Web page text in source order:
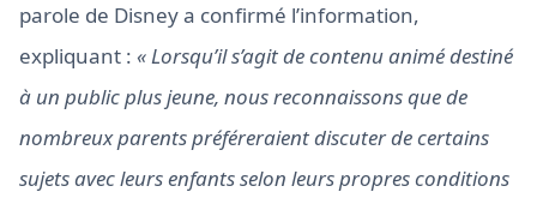
parole de Disney a confirmé l’information,
expliquant : « Lorsqu’il s’agit de contenu animé destiné
à un public plus jeune, nous reconnaissons que de
nombreux parents préféreraient discuter de certains
sujets avec leurs enfants selon leurs propres conditions